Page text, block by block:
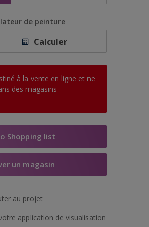
de peinture
Calculer
à la vente en ligne et ne
des magasins
Shopping list
un magasin
au projet
application de visualisation